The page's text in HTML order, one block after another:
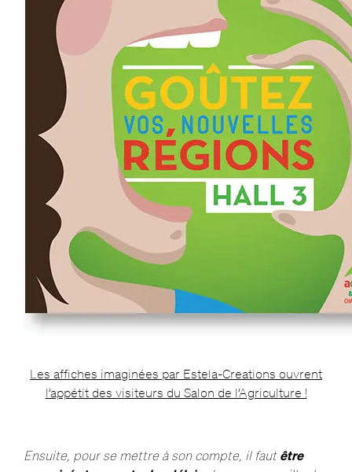
Les affiches imaginées par Estela-Creations ouvrent
l’appétit des visiteurs du Salon de l’Agriculture !
Ensuite, pour se mettre à son compte, il faut être